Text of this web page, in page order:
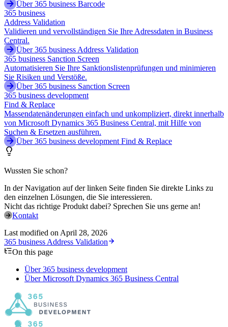
Über 365 business Barcode
365 business
Address Validation
Validieren und vervollständigen Sie Ihre Adressdaten in Business
Central.
Über 365 business Address Validation
365 business Sanction Screen
Automatisieren Sie Ihre Sanktionslistenprüfungen und minimieren
Sie Risiken und Verstöße.
Über 365 business Sanction Screen
365 business development
Find & Replace
Massendatenänderungen einfach und unkompliziert, direkt innerhalb
von Microsoft Dynamics 365 Business Central, mit Hilfe von
Suchen & Ersetzen ausführen.
Über 365 business development Find & Replace
Wussten Sie schon?
In der Navigation auf der linken Seite finden Sie direkte Links zu
den einzelnen Lösungen, die Sie interessieren.
Nicht das richtige Produkt dabei? Sprechen Sie uns gerne an!
Kontakt
Last modified on April 28, 2026
365 business Address Validation
On this page
Über 365 business development
Über Microsoft Dynamics 365 Business Central